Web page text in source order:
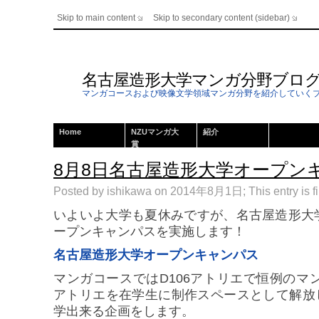
Skip to main content Skip to secondary content (sidebar)
名古屋造形大学マンガ分野ブロ
マンガコースおよび映像文学領域マンガ分野を紹介していく
Home
NZUマンガ大
賞
紹介
8月8日名古屋造形大学オープン
Posted by ishikawa on 2014年8月1日; This entry is
いよいよ大学も夏休みですが、名古屋造形
ープンキャンパスを実施します！
名古屋造形大学オープンキャンパス
マンガコースではD106アトリエで恒例のマ
アトリエを在学生に制作スペースとして解
学出来る企画をします。